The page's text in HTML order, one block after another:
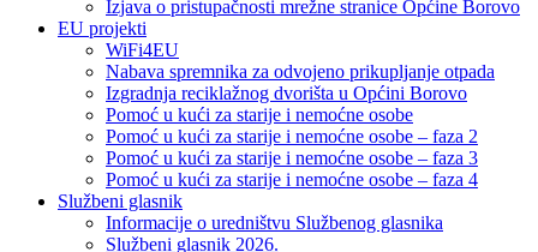
Izjava o pristupačnosti mrežne stranice Općine Borovo
EU projekti
WiFi4EU
Nabava spremnika za odvojeno prikupljanje otpada
Izgradnja reciklažnog dvorišta u Općini Borovo
Pomoć u kući za starije i nemoćne osobe
Pomoć u kući za starije i nemoćne osobe – faza 2
Pomoć u kući za starije i nemoćne osobe – faza 3
Pomoć u kući za starije i nemoćne osobe – faza 4
Službeni glasnik
Informacije o uredništvu Službenog glasnika
Službeni glasnik 2026.